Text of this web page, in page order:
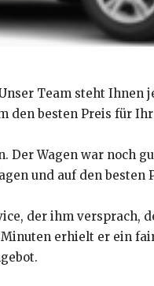
Team steht Ihnen
den besten Preis für
Der Wagen war noch
und auf den besten
der ihm versprach,
erhielt er ein